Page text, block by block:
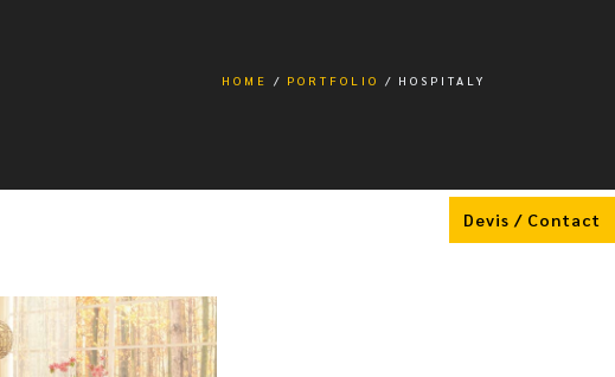
Devis / Contact
HOME PORTFOLIO HOSPITALY